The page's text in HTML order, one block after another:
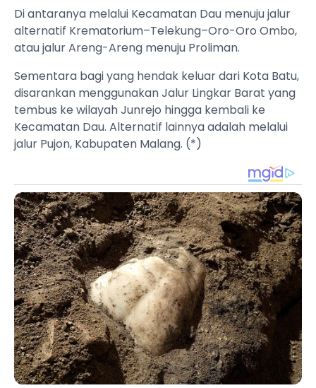
Di antaranya melalui Kecamatan Dau menuju jalur
alternatif Krematorium–Telekung–Oro-Oro Ombo,
atau jalur Areng-Areng menuju Proliman.
Sementara bagi yang hendak keluar dari Kota Batu,
disarankan menggunakan Jalur Lingkar Barat yang
tembus ke wilayah Junrejo hingga kembali ke
Kecamatan Dau. Alternatif lainnya adalah melalui
jalur Pujon, Kabupaten Malang. (*)